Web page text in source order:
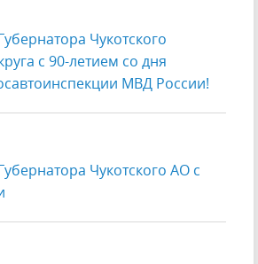
Чукотского
с 90-летием со дня
МВД России!
Чукотского АО с